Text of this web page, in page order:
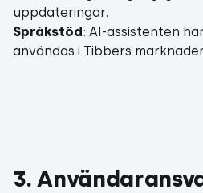
uppdateringar.
Språkstöd: AI-assistenten
användas i Tibbers
3.